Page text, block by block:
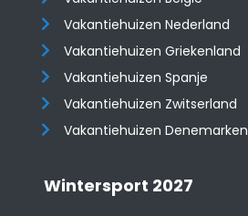
Vakantiehuizen Nederland
Vakantiehuizen Griekenland
Vakantiehuizen Spanje
​​​​​​​Vakantiehuizen Zwitserland
Vakantiehuizen Denemarken
Wintersport 2027